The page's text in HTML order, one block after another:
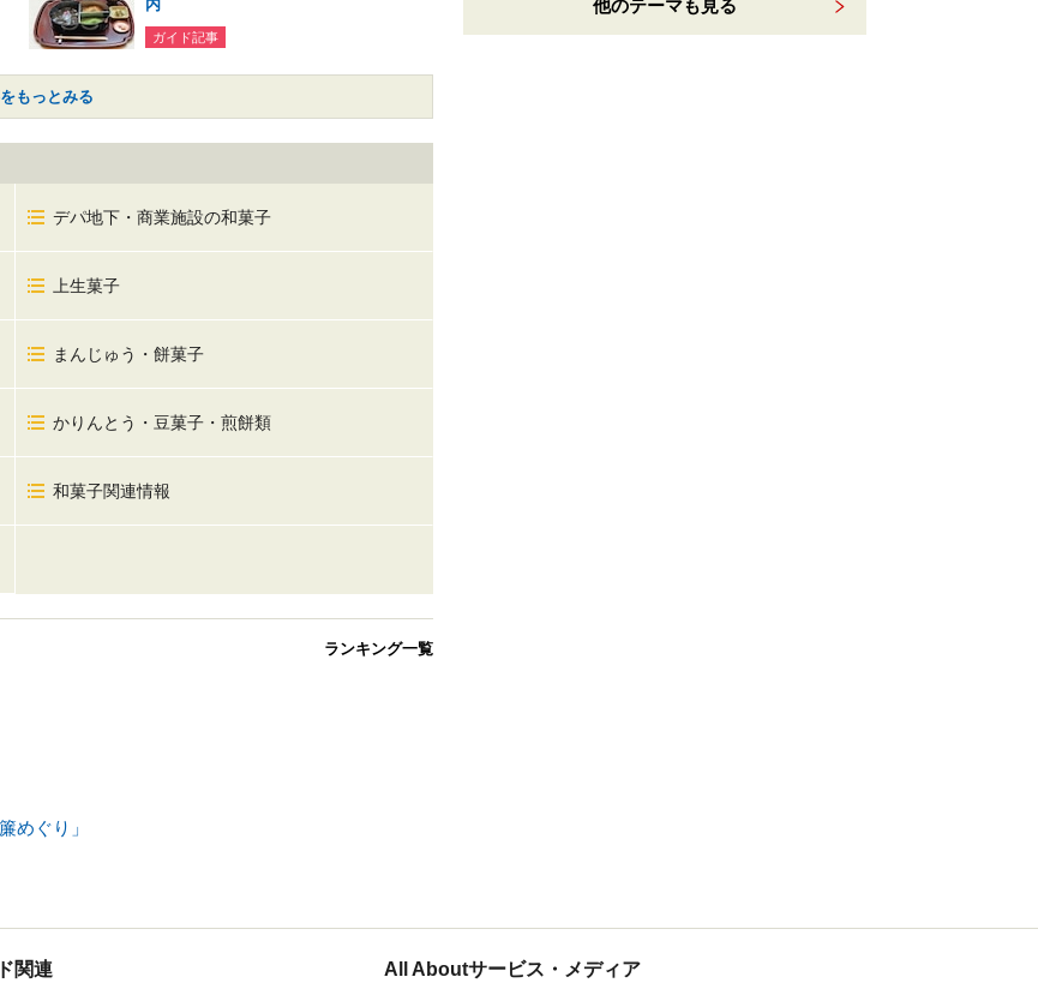
内
ガイド記事
もっとみる
デパ地下・商業施設の和菓子
上生菓子
まんじゅう・餅菓子
かりんとう・豆菓子・煎餅類
和菓子関連情報
ランキング一覧
めぐり」
他のテーマも見る
関連 All Aboutサービス・メディア